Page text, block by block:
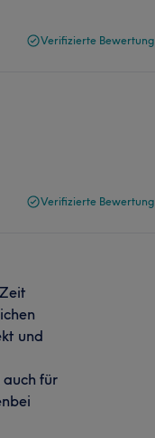
Verifizierte Bewertung
Verifizierte Bewertung
und
für